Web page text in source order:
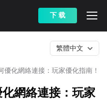
下 载
優化網絡連接：玩家優化指南！
繁體中文
網絡連接：玩家